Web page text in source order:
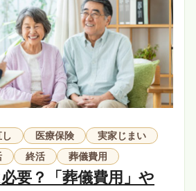
医療保険
実家じまい
終活 葬儀費用
要？「葬儀費用」や